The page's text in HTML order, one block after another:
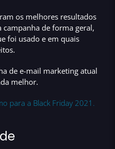
os melhores resultados
campanha de forma geral,
foi usado e em quais
de e-mail marketing atual
melhor.
para a Black Friday 2021.